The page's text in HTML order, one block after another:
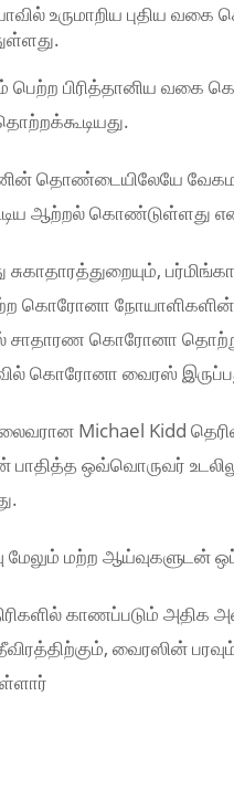
உருமாறிய புதிய
பெற்ற பிரித்தானிய
தொண்டையிலேயே
ஆற்றல் கொண்டுள்ளது
சுகாதாரத்துறையும்,
கொரோனா நோயாளிகளின்
சாதாரண கொரோனா
கொரோனா வைரஸ்
Michael Kidd
ஒவ்வொருவர்
மற்ற ஆய்வுகளுடன்
காணப்படும்
வைரஸின்